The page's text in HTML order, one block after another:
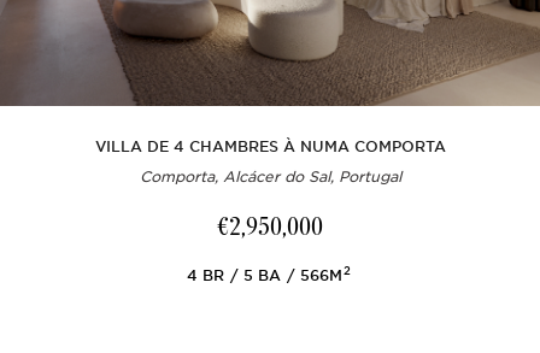
VILLA DE 4 CHAMBRES À NUMA COMPORTA
Comporta, Alcácer do Sal, Portugal
€2,950,000
4 BR 5 BA 566M2